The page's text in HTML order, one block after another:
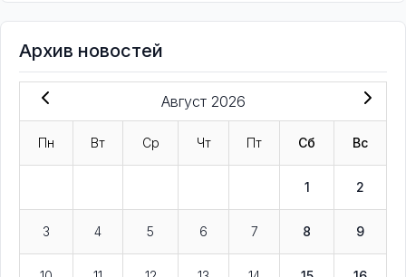
Архив новостей
Август 2026
Пн Вт Ср Чт Пт Сб Вс
1 2
3 4 5 6 7 8 9